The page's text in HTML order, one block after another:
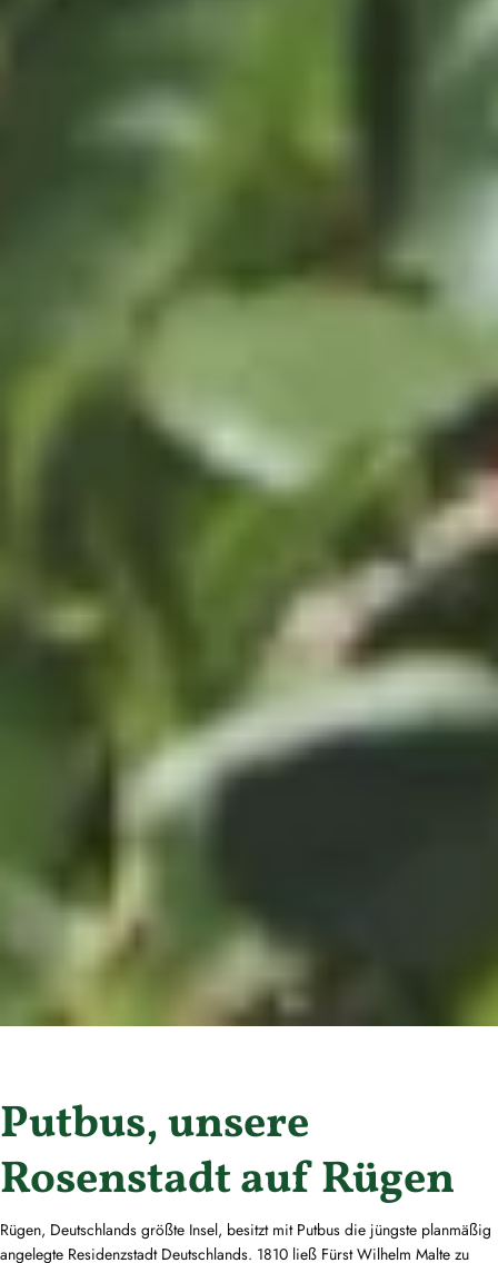
Putbus, unsere
Rosenstadt auf Rügen
Rügen, Deutschlands größte Insel, besitzt mit Putbus die jüngste planmäßig
angelegte Residenzstadt Deutschlands. 1810 ließ Fürst Wilhelm Malte zu